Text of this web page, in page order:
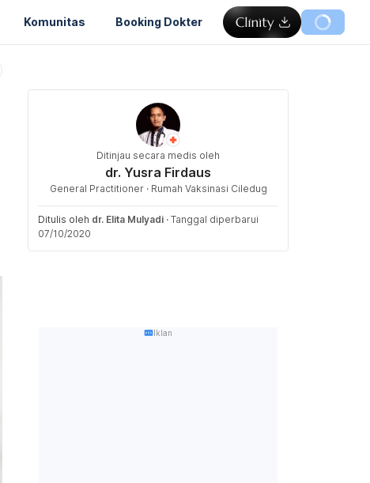
Komunitas Booking Dokter
Ditinjau secara medis oleh
dr. Yusra Firdaus
General Practitioner · Rumah Vaksinasi Ciledug
Ditulis oleh dr. Elita Mulyadi · Tanggal diperbarui
07/10/2020
Iklan